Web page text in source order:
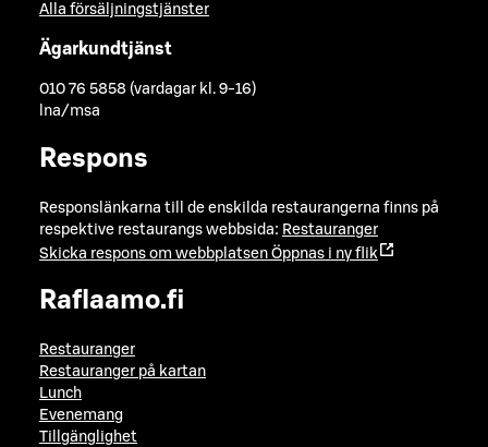
Alla försäljningstjänster
Ägarkundtjänst
010 76 5858 (vardagar kl. 9-16)
lna/msa
Respons
Responslänkarna till de enskilda restaurangerna finns på
respektive restaurangs webbsida: Restauranger
Skicka respons om webbplatsen Öppnas i ny flik
Raflaamo.fi
Restauranger
Restauranger på kartan
Lunch
Evenemang
Tillgänglighet